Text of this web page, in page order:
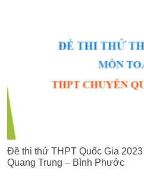
Đề thi thử THPT Quốc Gia
Quang Trung – Bình Phước